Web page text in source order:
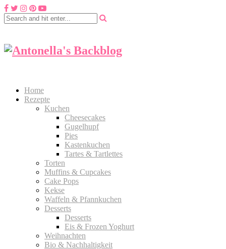
Home
Rezepte
Kuchen
Cheesecakes
Gugelhupf
Pies
Kastenkuchen
Tartes & Tartlettes
Torten
Muffins & Cupcakes
Cake Pops
Kekse
Waffeln & Pfannkuchen
Desserts
Desserts
Eis & Frozen Yoghurt
Weihnachten
Bio & Nachhaltigkeit